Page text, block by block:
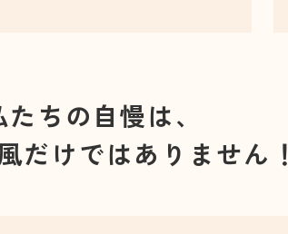
たちの自慢は、
だけではありません！